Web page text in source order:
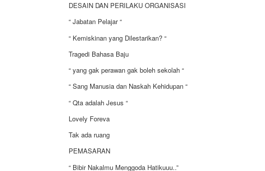
DESAIN DAN PERILAKU ORGANISASI
“ Jabatan Pelajar “
“ Kemiskinan yang Dilestarikan? “
Tragedi Bahasa Baju
“ yang gak perawan gak boleh sekolah “
“ Sang Manusia dan Naskah Kehidupan “
“ Qta adalah Jesus “
Lovely Foreva
Tak ada ruang
PEMASARAN
“ Bibir Nakalmu Menggoda Hatikuuu..”